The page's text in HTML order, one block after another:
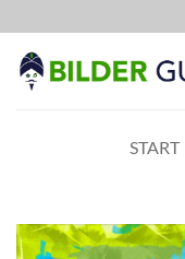
Inhalt
springen
START